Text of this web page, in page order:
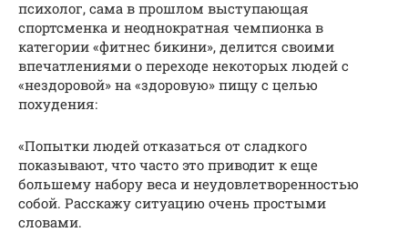
психолог, сама в прошлом выступающая
спортсменка и неоднократная чемпионка в
категории «фитнес бикини», делится своими
впечатлениями о переходе некоторых людей с
«нездоровой» на «здоровую» пищу с целью
похудения:
«Попытки людей отказаться от сладкого
показывают, что часто это приводит к еще
большему набору веса и неудовлетворенностью
собой. Расскажу ситуацию очень простыми
словами.